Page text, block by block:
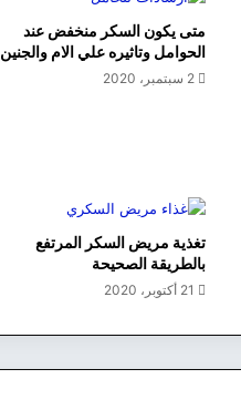
متى يكون السكر منخفض عند
الحوامل وتاثيره علي الام والجنين
2 سبتمبر، 2020
تغذية مريض السكر المرتفع
بالطريقة الصحيحة
21 أكتوبر، 2020